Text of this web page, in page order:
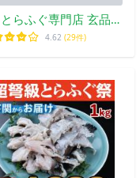
とらふぐ専門店 玄品ふ
ぐ
4.62 (29件)